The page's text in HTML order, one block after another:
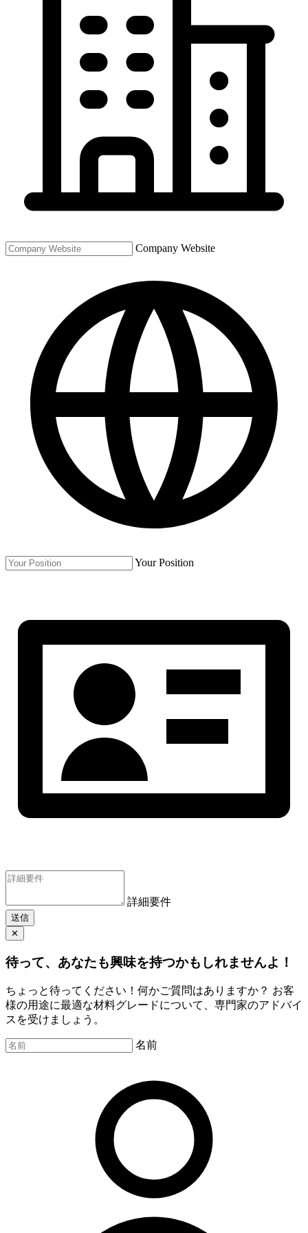
Company Website
Your Position
詳細要件
送信
✕
待って、あなたも興味を持つかもしれませんよ！
ちょっと待ってください！何かご質問はありますか？ お客
様の用途に最適な材料グレードについて、専門家のアドバイ
スを受けましょう。
名前